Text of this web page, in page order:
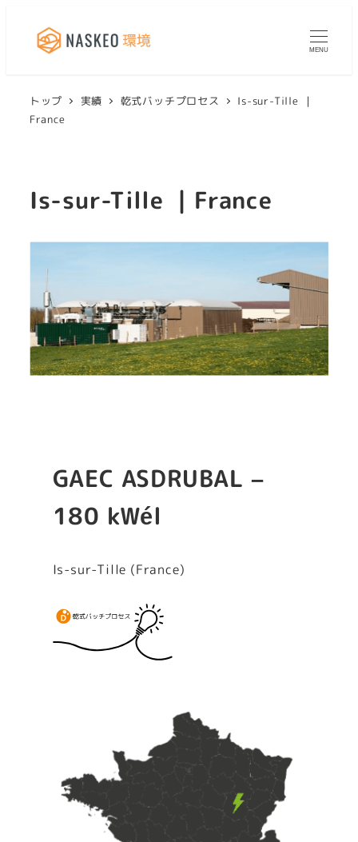
MENU
トップ 実績 乾式バッチプロセス
Is-sur-Tille ｜
France
Is-sur-Tille ｜France
GAEC ASDRUBAL –
180 kWél
Is-sur-Tille (France)